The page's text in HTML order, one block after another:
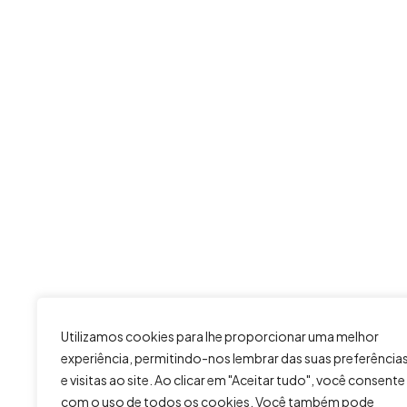
Utilizamos cookies para lhe proporcionar uma melhor
experiência, permitindo-nos lembrar das suas
e visitas ao site. Ao clicar em "Aceitar tudo", você consente
com o uso de todos os cookies. Você também pode